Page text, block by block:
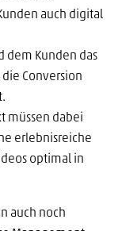
auch digital
dem Kunden das
Conversion
müssen dabei
erlebnisreiche
optimal in
auch noch